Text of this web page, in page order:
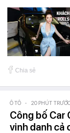
Chia sẻ
Ô TÔ - 20 PHÚT
Công bố Car
vinh danh cả